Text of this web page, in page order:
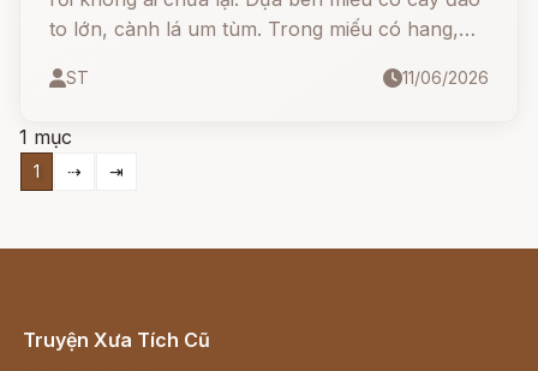
to lớn, cành lá um tùm. Trong miếu có hang,
to lớn không biết ngần nào. Rắn sống lâu năm,
ST 11/06/2026
1 mục
1 ⇢ ⇥
Truyện Xưa Tích Cũ